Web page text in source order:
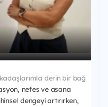
derin bir bağ
nefes ve asana
dengeyi artırırken,